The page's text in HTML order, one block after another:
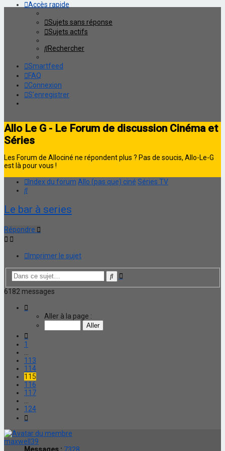
Accès rapide
Sujets sans réponse
Sujets actifs
Rechercher
Smartfeed
FAQ
Connexion
S’enregistrer
Allo Le G - Le Forum de discussion Cinéma et
Séries
Les Forum de Allociné ne répondent plus ? Pas de soucis, Allo-Le-G
est là pour vous !
Index du forum Allo (pas que) ciné Séries TV
Rechercher
Le bar à series
Répondre
Imprimer le sujet
Rechercher
Recherche
6182 messages
115
124
Aller à la page :
1
113
114
115
116
117
124
maxwell39
Messages : 7328